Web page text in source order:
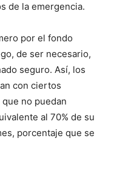
de la emergencia.
por el fondo
de ser necesario,
seguro. Así, los
con ciertos
no puedan
al 70% de su
porcentaje que se